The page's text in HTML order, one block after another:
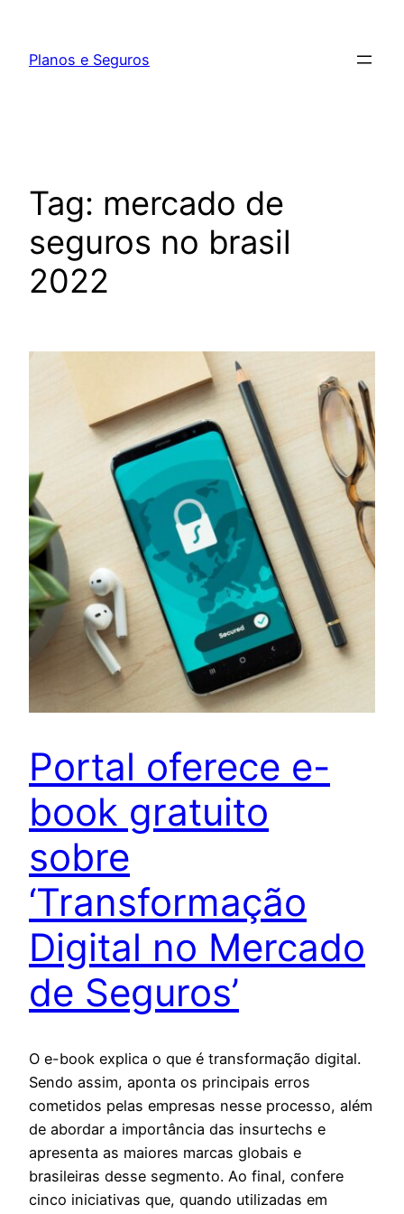
Planos e Seguros
Tag: mercado de
seguros no brasil
2022
Portal oferece e-
book gratuito
sobre
‘Transformação
Digital no Mercado
de Seguros’
O e-book explica o que é transformação digital.
Sendo assim, aponta os principais erros
cometidos pelas empresas nesse processo, além
de abordar a importância das insurtechs e
apresenta as maiores marcas globais e
brasileiras desse segmento. Ao final, confere
cinco iniciativas que, quando utilizadas em